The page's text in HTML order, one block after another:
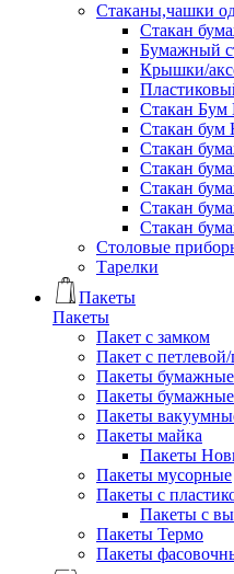
Стаканы,чашки
Cтакан
Бумажный
Крышки/
Стакан
Стакан
Стакан
Стакан
Стакан
Стакан
Стакан
Столовые
Тарелки
Пакеты
Пакеты
Пакет с замком
Пакет с
Пакеты бумажные
Пакеты
Пакеты
Пакеты майка
Пакеты
Пакеты мусорные
Пакеты с
Пакеты с
Пакеты Термо
Пакеты